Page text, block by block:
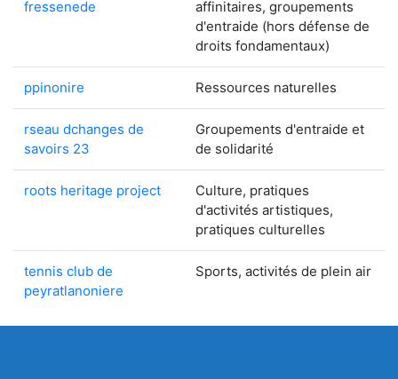
fressenede
affinitaires, groupements
d'entraide (hors défense de
droits fondamentaux)
ppinonire Ressources naturelles
rseau dchanges de
savoirs 23
Groupements d'entraide et
de solidarité
roots heritage project
Culture, pratiques
d'activités artistiques,
pratiques culturelles
tennis club de
peyratlanoniere
Sports, activités de plein air